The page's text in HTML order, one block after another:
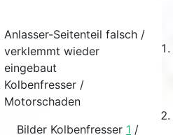
Anlasser-Seitenteil falsch /
verklemmt wieder
eingebaut
Kolbenfresser /
Motorschaden
Kolbenfresser 1 /